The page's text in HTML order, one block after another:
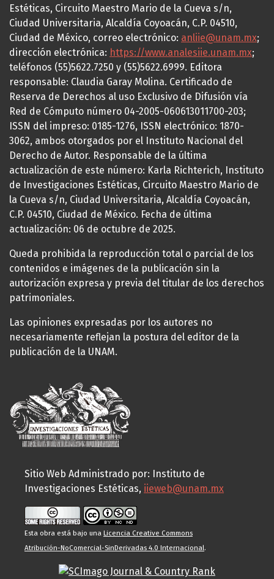
Estéticas, Circuito Maestro Mario de la Cueva s/n,
Ciudad Universitaria, Alcaldía Coyoacán, C.P. 04510,
Ciudad de México, correo electrónico: anliie@unam.mx;
dirección electrónica: https://www.analesiie.unam.mx;
teléfonos (55)5622.7250 y (55)5622.6999. Editora
responsable: Claudia Garay Molina. Certificado de
Reserva de Derechos al uso Exclusivo de Difusión vía
Red de Cómputo número 04-2005-060613011700-203;
ISSN del impreso: 0185-1276, ISSN electrónico: 1870-
3062, ambos otorgados por el Instituto Nacional del
Derecho de Autor. Responsable de la última
actualización de este número: Karla Richterich, Instituto
de Investigaciones Estéticas, Circuito Maestro Mario de
la Cueva s/n, Ciudad Universitaria, Alcaldía Coyoacán,
C.P. 04510, Ciudad de México. Fecha de última
actualización: 06 de octubre de 2025.
Queda prohibida la reproducción total o parcial de los
contenidos e imágenes de la publicación sin la
autorización expresa y previa del titular de los derechos
patrimoniales.
Las opiniones expresadas por los autores no
necesariamente reflejan la postura del editor de la
publicación de la UNAM.
Sitio Web Administrado por: Instituto de
Investigaciones Estéticas, iieweb@unam.mx
Esta obra está bajo una Licencia Creative Commons
Atribución-NoComercial-SinDerivadas 4.0 Internacional.